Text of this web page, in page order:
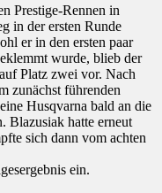
Prestige-Rennen in
in der ersten Runde
er in den ersten paar
wurde, blieb der
Platz zwei vor. Nach
zunächst führenden
Husqvarna bald an die
Blazusiak hatte erneut
sich dann vom achten
ein.